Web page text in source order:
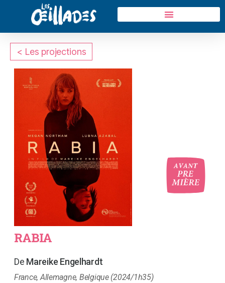
< Les projections
RABIA
Mareike Engelhardt
France, Allemagne, Belgique (2024/1h35)